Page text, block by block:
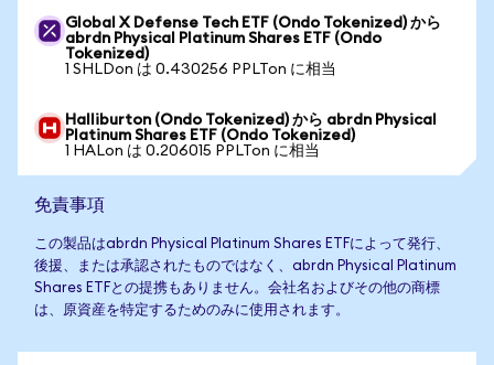
Global X Defense Tech ETF (Ondo Tokenized) から
abrdn Physical Platinum Shares ETF (Ondo
Tokenized)
1 SHLDon は 0.430256 PPLTon に相当
Halliburton (Ondo Tokenized) から abrdn Physical
Platinum Shares ETF (Ondo Tokenized)
1 HALon は 0.206015 PPLTon に相当
免責事項
この製品はabrdn Physical Platinum Shares ETFによって発行、
後援、または承認されたものではなく、abrdn Physical Platinum
Shares ETFとの提携もありません。会社名およびその他の商標
は、原資産を特定するためのみに使用されます。